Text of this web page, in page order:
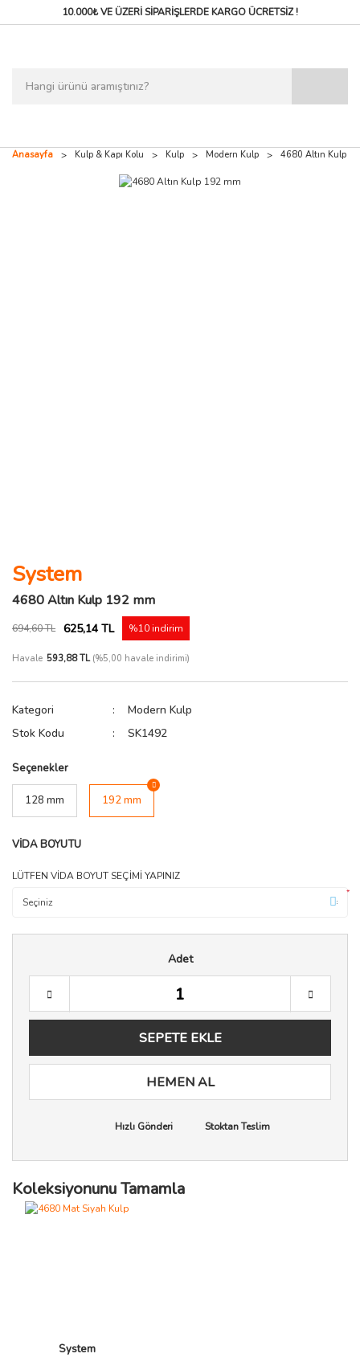
10.000₺ VE ÜZERİ SİPARİŞLERDEKARGO ÜCRETSİZ !
Anasayfa Kulp & Kapı Kolu Kulp Modern Kulp 4680 Altın Kulp
System
4680 Altın Kulp 192 mm
694,60 TL 625,14 TL %10 indirim
Havale 593,88 TL(%5,00 havale indirimi)
Kategori
Modern Kulp
Stok Kodu
SK1492
Seçenekler
128 mm 192 mm
VİDA BOYUTU
LÜTFEN VİDA BOYUT SEÇİMİ YAPINIZ
*
Adet
SEPETE EKLE
HEMEN AL
Hızlı Gönderi Stoktan Teslim
Koleksiyonunu Tamamla
System